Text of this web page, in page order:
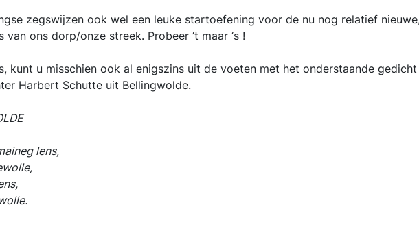
zegswijzen ook wel een leuke startoefening voor de nu nog relatief
ons dorp/onze streek. Probeer ’t maar ‘s !
kunt u misschien ook al enigszins uit de voeten met het onderstaande
Harbert Schutte uit Bellingwolde.
lens,
grens,